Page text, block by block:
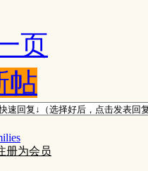
页
帖
册为会员